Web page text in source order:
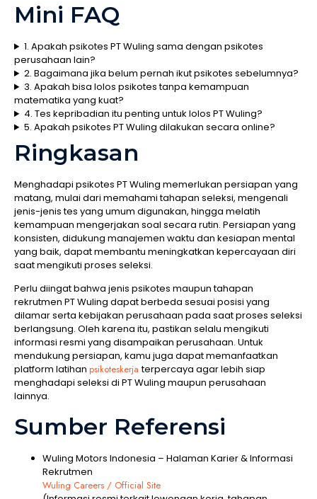
Mini FAQ
1. Apakah psikotes PT Wuling sama dengan psikotes
perusahaan lain?
2. Bagaimana jika belum pernah ikut psikotes sebelumnya?
3. Apakah bisa lolos psikotes tanpa kemampuan
matematika yang kuat?
4. Tes kepribadian itu penting untuk lolos PT Wuling?
5. Apakah psikotes PT Wuling dilakukan secara online?
Ringkasan
Menghadapi psikotes PT Wuling memerlukan persiapan yang
matang, mulai dari memahami tahapan seleksi, mengenali
jenis-jenis tes yang umum digunakan, hingga melatih
kemampuan mengerjakan soal secara rutin. Persiapan yang
konsisten, didukung manajemen waktu dan kesiapan mental
yang baik, dapat membantu meningkatkan kepercayaan diri
saat mengikuti proses seleksi.
Perlu diingat bahwa jenis psikotes maupun tahapan
rekrutmen PT Wuling dapat berbeda sesuai posisi yang
dilamar serta kebijakan perusahaan pada saat proses seleksi
berlangsung. Oleh karena itu, pastikan selalu mengikuti
informasi resmi yang disampaikan perusahaan. Untuk
mendukung persiapan, kamu juga dapat memanfaatkan
platform latihan psikoteskerjaterpercaya agar lebih siap
menghadapi seleksi di PT Wuling maupun perusahaan
lainnya.
Sumber Referensi
Wuling Motors Indonesia – Halaman Karier & Informasi
Rekrutmen
Wuling Careers / Official Site